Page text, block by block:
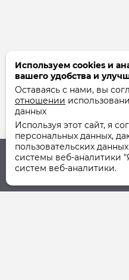
Используем cookies и
вашего удобства и
Оставаясь с нами, вы
отношении
данных
Используя этот сайт, я
персональных данных,
пользовательских
системы веб-аналитики
систем веб-аналитики.